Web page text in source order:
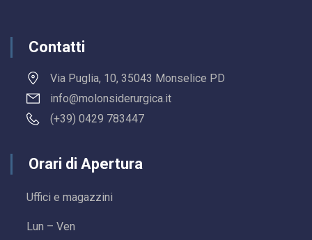
Contatti
Via Puglia, 10, 35043 Monselice PD
info@molonsiderurgica.it
(+39) 0429 783447
Orari di Apertura
Uffici e magazzini
Lun – Ven